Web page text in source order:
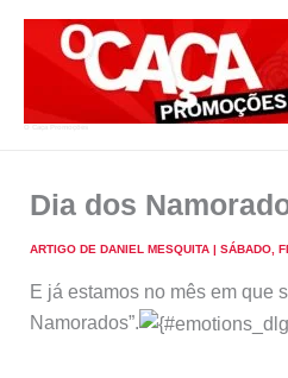
Dia dos
ARTIGO DE DANIEL MESQUITA | SÁBADO,
E já estamos no mês em que
Namorados”.